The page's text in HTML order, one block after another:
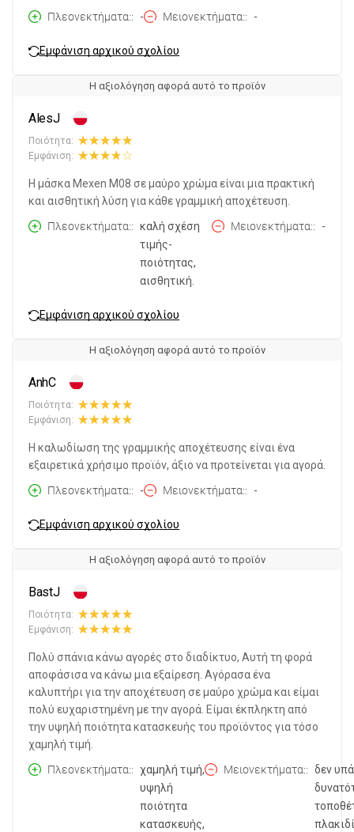
Πλεονεκτήματα:
- Μειονεκτήματα: -
Εμφάνιση αρχικού σχολίου
Η αξιολόγηση αφορά αυτό το προϊόν
AlesJ
Ποιότητα:
Εμφάνιση:
Η μάσκα Mexen M08 σε μαύρο χρώμα είναι μια πρακτική
και αισθητική λύση για κάθε γραμμική αποχέτευση.
Πλεονεκτήματα:
καλή σχέση
τιμής-
ποιότητας,
αισθητική.
Μειονεκτήματα: -
Εμφάνιση αρχικού σχολίου
Η αξιολόγηση αφορά αυτό το προϊόν
AnhC
Ποιότητα:
Εμφάνιση:
Η καλωδίωση της γραμμικής αποχέτευσης είναι ένα
εξαιρετικά χρήσιμο προϊόν, άξιο να προτείνεται για αγορά.
Πλεονεκτήματα:
- Μειονεκτήματα: -
Εμφάνιση αρχικού σχολίου
Η αξιολόγηση αφορά αυτό το προϊόν
BastJ
Ποιότητα:
Εμφάνιση:
Πολύ σπάνια κάνω αγορές στο διαδίκτυο, Αυτή τη φορά
αποφάσισα να κάνω μια εξαίρεση. Αγόρασα ένα
καλυπτήρι για την αποχέτευση σε μαύρο χρώμα και είμαι
πολύ ευχαριστημένη με την αγορά. Είμαι έκπληκτη από
την υψηλή ποιότητα κατασκευής του προϊόντος για τόσο
χαμηλή τιμή.
Πλεονεκτήματα:
χαμηλή τιμή,
υψηλή
ποιότητα
κατασκευής,
Μειονεκτήματα:
δεν